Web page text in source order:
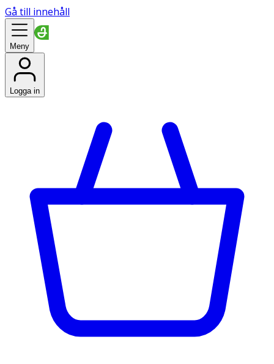
Gå till innehåll
Meny
Logga in